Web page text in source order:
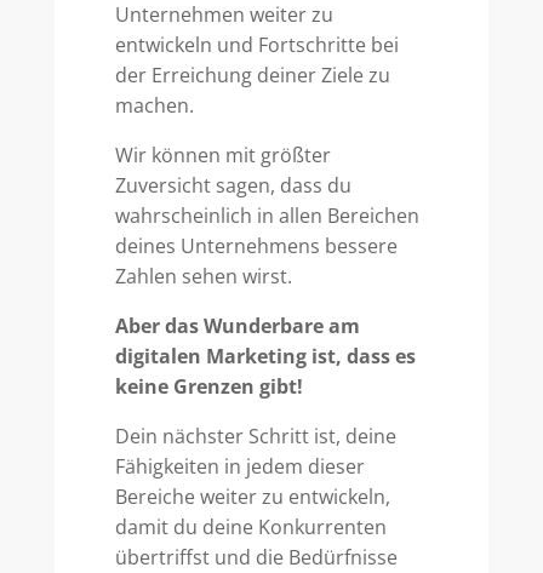
Unternehmen weiter zu
entwickeln und Fortschritte bei
der Erreichung deiner Ziele zu
machen.
Wir können mit größter
Zuversicht sagen, dass du
wahrscheinlich in allen Bereichen
deines Unternehmens bessere
Zahlen sehen wirst.
Aber das Wunderbare am
digitalen Marketing ist, dass es
keine Grenzen gibt!
Dein nächster Schritt ist, deine
Fähigkeiten in jedem dieser
Bereiche weiter zu entwickeln,
damit du deine Konkurrenten
übertriffst und die Bedürfnisse